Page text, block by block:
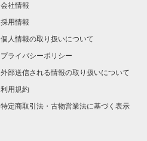
会社情報
採用情報
個人情報の取り扱いについて
プライバシーポリシー
外部送信される情報の取り扱いについて
利用規約
特定商取引法・古物営業法に基づく表示